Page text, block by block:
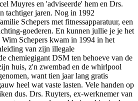
Muyres en 'adviseerde' hem en Drs.
tachtiger jaren. Nog in 1992
Schepers met fitnessapparatuur, een
goederen. En kunnen jullie je je het
Schepers kwam in 1994 in het
van zijn illegale
chemiegigant DSM ten behoeve van de
huis, z'n zwembad en de whirlpool
want tien jaar lang gratis
heel wat vaste lasten. Vele handen op
dus. Drs. Ruyters, ex-werknemer van